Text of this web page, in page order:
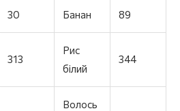
30 Банан 89
313
Рис
білий
344
Волось